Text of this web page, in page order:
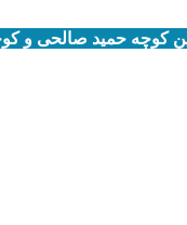
صالحی و کوچه خرمیان